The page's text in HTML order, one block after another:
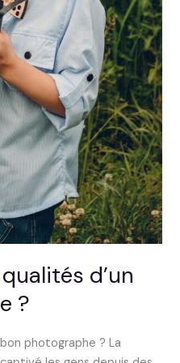
d’un
?
photographe ? La